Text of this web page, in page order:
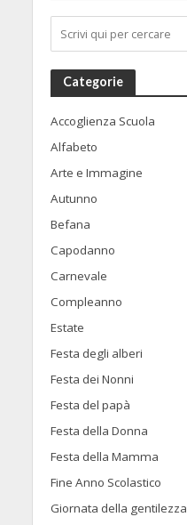
Categorie
Accoglienza Scuola
Alfabeto
Arte e Immagine
Autunno
Befana
Capodanno
Carnevale
Compleanno
Estate
Festa degli alberi
Festa dei Nonni
Festa del papà
Festa della Donna
Festa della Mamma
Fine Anno Scolastico
Giornata della gentilezza